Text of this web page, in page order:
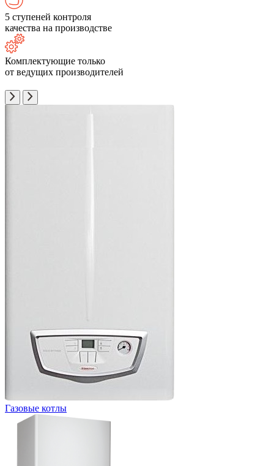
5 ступеней контроля
качества на производстве
Комплектующие только
от ведущих производителей
Газовые котлы